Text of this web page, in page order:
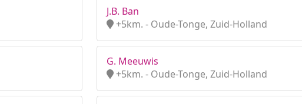
J.B. Ban
+5km. - Oude-Tonge, Zuid-Holland
G. Meeuwis
+5km. - Oude-Tonge, Zuid-Holland